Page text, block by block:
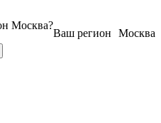
Москва
Ваш регион
Москва?